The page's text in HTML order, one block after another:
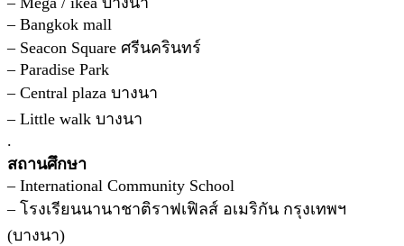
– Bangkok mall
– Seacon Square ศรีนครินทร์
– Paradise Park
– Central plaza บางนา
– Little walk บางนา
.
สถานศึกษา
– International Community School
– โรงเรียนนานาชาติราฟเฟิลส์ อเมริกัน กรุงเทพฯ
(บางนา)